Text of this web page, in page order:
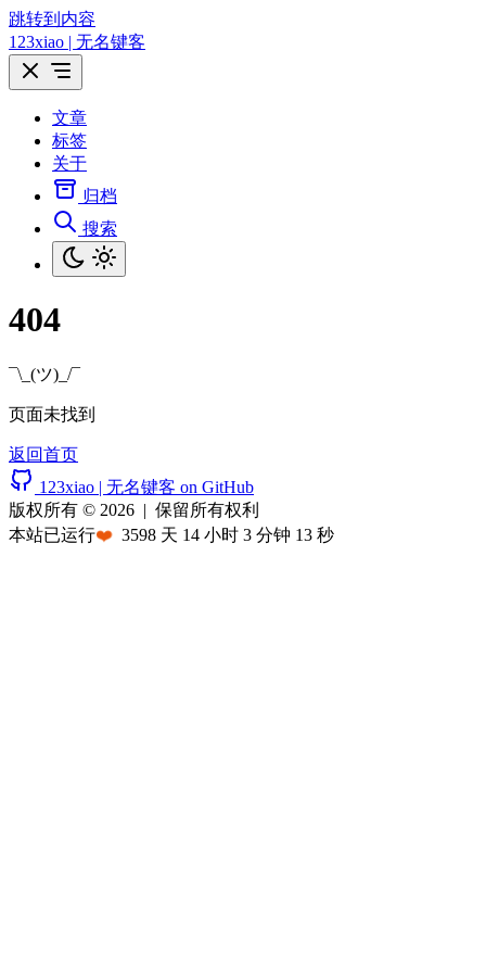
跳转到内容
123xiao | 无名键客
文章
标签
关于
归档
搜索
404
¯\_(ツ)_/¯
页面未找到
返回首页
123xiao | 无名键客 on GitHub
版权所有 © 2026 | 保留所有权利
本站已运行❤️ 3598 天 14 小时 3 分钟 13 秒